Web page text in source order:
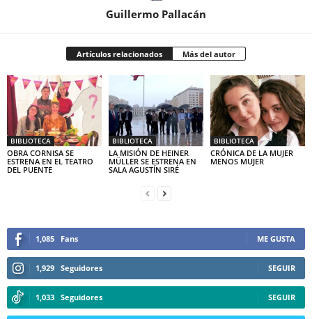
Guillermo Pallacán
Artículos relacionados Más del autor
BIBLIOTECA
OBRA CORNISA SE
ESTRENA EN EL TEATRO
DEL PUENTE
BIBLIOTECA
LA MISIÓN DE HEINER
MÜLLER SE ESTRENA EN
SALA AGUSTÍN SIRÉ
BIBLIOTECA
CRÓNICA DE LA MUJER
MENOS MUJER
1,085 Fans ME GUSTA
1,929 Seguidores SEGUIR
1,033 Seguidores SEGUIR